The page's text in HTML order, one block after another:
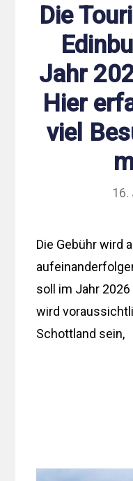
Die
Jahr
Hier
viel
16.
Die Gebühr wird
soll im Jahr
wird
Schottland sein,